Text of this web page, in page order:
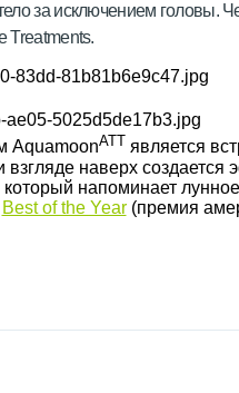
за исключением головы.
Treatments.
AquamoonATT является
взгляде наверх
который напоминает
Best of the Year(премия